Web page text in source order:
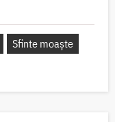
Sfinte moaște